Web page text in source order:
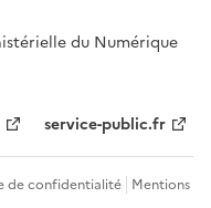
du Numérique
service-public.fr
de confidentialité Mentions